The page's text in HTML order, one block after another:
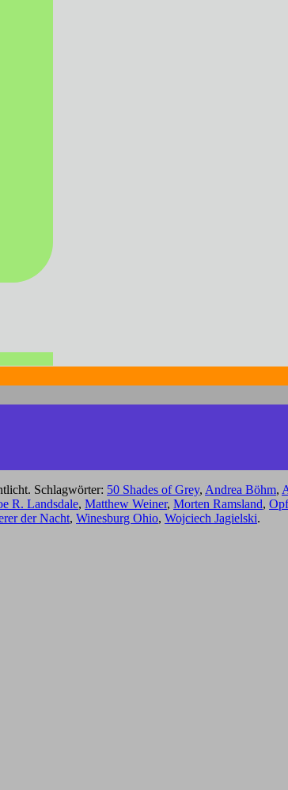
Schlagwörter: 50 Shades of Grey, Andrea Böhm,
R. Landsdale, Matthew Weiner, Morten Ramsland,
der Nacht, Winesburg Ohio, Wojciech Jagielski.